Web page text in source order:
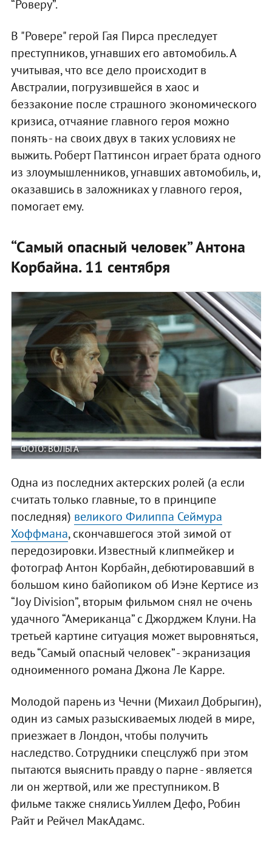
“Роверу”.
В "Ровере" герой Гая Пирса преследует
преступников, угнавших его автомобиль. А
учитывая, что все дело происходит в
Австралии, погрузившейся в хаос и
беззаконие после страшного экономического
кризиса, отчаяние главного героя можно
понять - на своих двух в таких условиях не
выжить. Роберт Паттинсон играет брата одного
из злоумышленников, угнавших автомобиль, и,
оказавшись в заложниках у главного героя,
помогает ему.
“Самый опасный человек” Антона
Корбайна. 11 сентября
ФОТО: ВОЛЬГА
Одна из последних актерских ролей (а если
считать только главные, то в принципе
последняя) великого Филиппа Сеймура
Хоффмана, скончавшегося этой зимой от
передозировки. Известный клипмейкер и
фотограф Антон Корбайн, дебютировавший в
большом кино байопиком об Иэне Кертисе из
“Joy Division”, вторым фильмом снял не очень
удачного “Американца” с Джорджем Клуни. На
третьей картине ситуация может выровняться,
ведь “Самый опасный человек” - экранизация
одноименного романа Джона Ле Карре.
Молодой парень из Чечни (Михаил Добрыгин),
один из самых разыскиваемых людей в мире,
приезжает в Лондон, чтобы получить
наследство. Сотрудники спецслужб при этом
пытаются выяснить правду о парне - является
ли он жертвой, или же преступником. В
фильме также снялись Уиллем Дефо, Робин
Райт и Рейчел МакАдамс.